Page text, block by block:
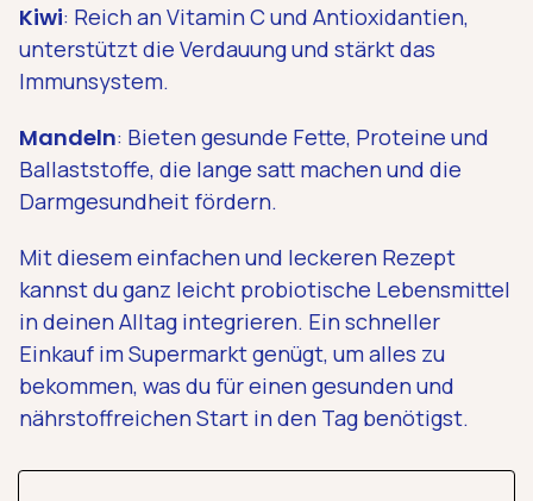
Kiwi: Reich an Vitamin C und Antioxidantien,
unterstützt die Verdauung und stärkt das
Immunsystem.
Mandeln: Bieten gesunde Fette, Proteine und
Ballaststoffe, die lange satt machen und die
Darmgesundheit fördern.
Mit diesem einfachen und leckeren Rezept
kannst du ganz leicht probiotische Lebensmittel
in deinen Alltag integrieren. Ein schneller
Einkauf im Supermarkt genügt, um alles zu
bekommen, was du für einen gesunden und
nährstoffreichen Start in den Tag benötigst.